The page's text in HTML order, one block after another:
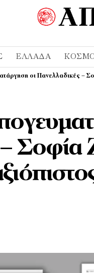
ΕΛΛΆΔΑ
οι Πανελλαδικές –
–